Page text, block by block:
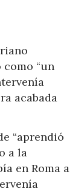
“un
acabada
“aprendió
a la
en Roma a